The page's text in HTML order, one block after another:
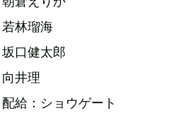
若林瑠海
坂口健太郎
向井理
配給：ショウゲート